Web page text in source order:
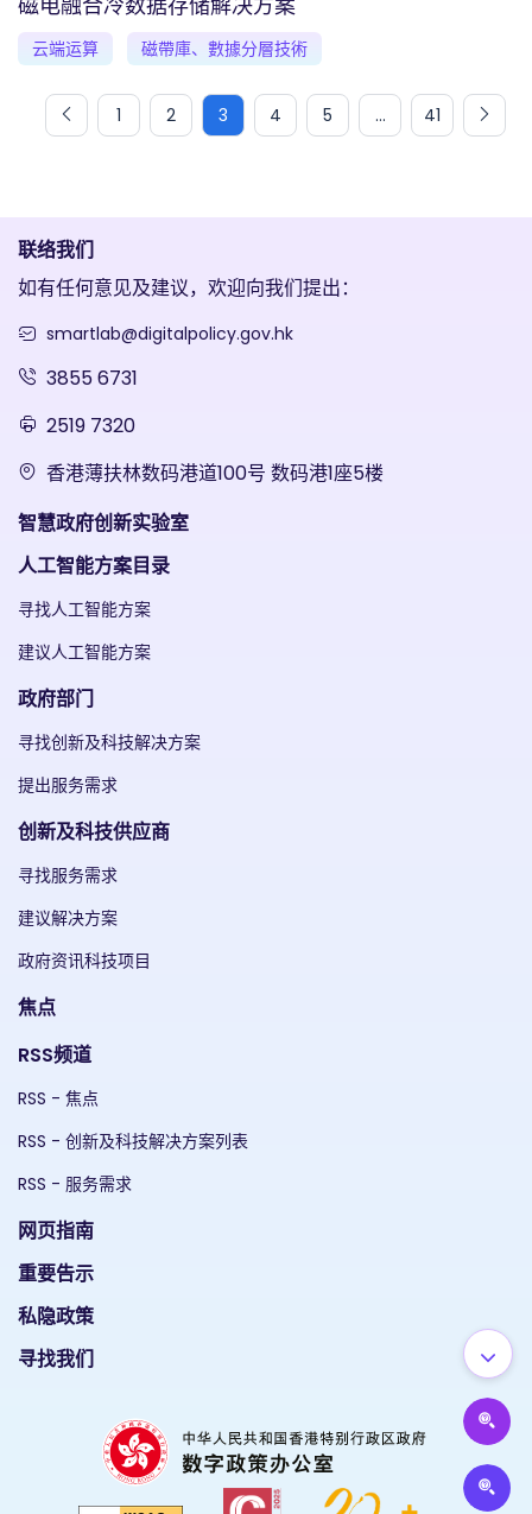
磁电融合冷数据存储解决方案
云端运算 磁帶庫、數據分層技術
1 2 3 4 5 ... 41
联络我们
如有任何意见及建议，欢迎向我们提出：
smartlab@digitalpolicy.gov.hk
3855 6731
2519 7320
香港薄扶林数码港道100号 数码港1座5楼
智慧政府创新实验室
人工智能方案目录
寻找人工智能方案
建议人工智能方案
政府部门
寻找创新及科技解决方案
提出服务需求
创新及科技供应商
寻找服务需求
建议解决方案
政府资讯科技项目
焦点
RSS频道
RSS - 焦点
RSS - 创新及科技解决方案列表
RSS - 服务需求
网页指南
重要告示
私隐政策
寻找我们